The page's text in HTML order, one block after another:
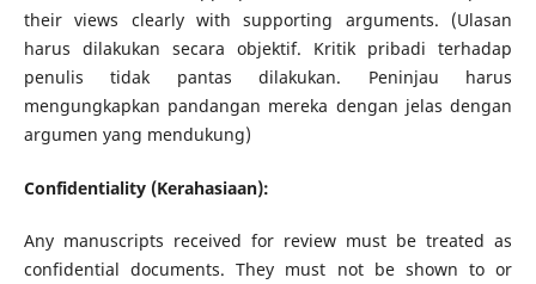
their views clearly with supporting arguments. (Ulasan
harus dilakukan secara objektif. Kritik pribadi terhadap
penulis tidak pantas dilakukan. Peninjau harus
mengungkapkan pandangan mereka dengan jelas dengan
argumen yang mendukung)
Confidentiality (Kerahasiaan):
Any manuscripts received for review must be treated as
confidential documents. They must not be shown to or